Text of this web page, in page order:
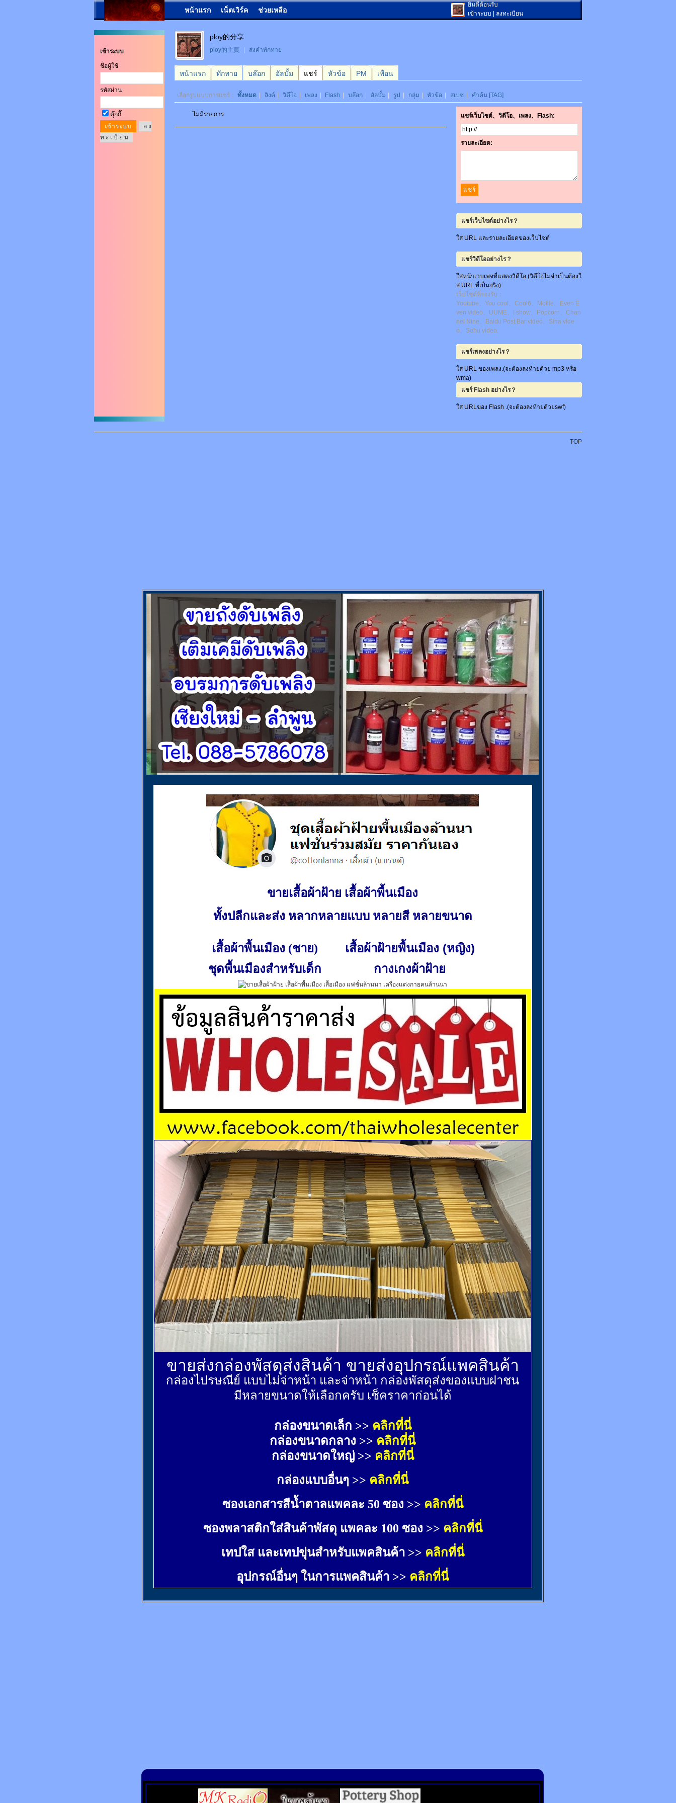
หน้าแรก เน็ตเวิร์ค ช่วยเหลือ
ยินดีต้อนรับ
เข้าระบบ
ลงทะเบียน
เข้าระบบ
ชื่อผู้ใช้
รหัสผ่าน
คุ๊กกี๊
ล ง
ท ะ เ บี ย น
ploy的分享
ploy的主頁 ส่งคำทักทาย
หน้าแรก ทักทาย บล๊อก อัลบั้ม แชร์ หัวข้อ PM เพื่อน
เลือกรูปแบบการแชร์： ทั้งหมด ลิงค์ วิดีโอ เพลง Flash บล๊อก อัลบั้ม รูป กลุ่ม หัวข้อ สเปซ คำค้น [TAG]
ไม่มีรายการ แชร์เว็บไซต์、วิดีโอ、เพลง、Flash:
รายละเอียด:
แชร์เว็บไซต์อย่างไร？
ใส่ URL และรายละเอียดของเว็บไซต์
แชร์วิดีโออย่างไร？
ใส่หน้าเวบเพจที่แสดงวิดีโอ.(วิดีโอไม่จำเป็นต้องใ
ส่ URL ที่เป็นจริง)
เว็บไซต์ที่รองรับ：
Youtube、You cool、Cool6、Mofile、Even E
ven video、UUME、I show、Popcorn、Chan
nel Nine、Baidu Post Bar video、Sina vide
o、Sohu video.
แชร์เพลงอย่างไร？
ใส่ URL ของเพลง.(จะต้องลงท้ายด้วย mp3 หรือ
wma)
แชร์ Flash อย่างไร？
ใส่ URLของ Flash .(จะต้องลงท้ายด้วยswf)
TOP
ขายเสื้อผ้าฝ้าย เสื้อผ้าพื้นเมือง
ทั้งปลีกและส่ง หลากหลายแบบ หลายสี หลายขนาด
เสื้อผ้าพื้นเมือง (ชาย)
เสื้อผ้าฝ้ายพื้นเมือง (หญิง)
ชุดพื้นเมืองสำหรับเด็ก
กางเกงผ้าฝ้าย
ขายส่งกล่องพัสดุส่งสินค้า ขายส่งอุปกรณ์แพคสินค้า
กล่องไปรษณีย์ แบบไม่จ่าหน้า และจ่าหน้า กล่องพัสดุส่งของแบบฝาชน
มีหลายขนาดให้เลือกครับ เช็คราคาก่อนได้
กล่องขนาดเล็ก >> คลิกที่นี่
กล่องขนาดกลาง >> คลิกที่นี่
กล่องขนาดใหญ่ >> คลิกที่นี่
กล่องแบบอื่นๆ >> คลิกที่นี่
ซองเอกสารสีน้ำตาลแพคละ 50 ซอง >> คลิกที่นี่
ซองพลาสติกใส่สินค้าพัสดุ แพคละ 100 ซอง >> คลิกที่นี่
เทปใส และเทปขุ่นสำหรับแพคสินค้า >> คลิกที่นี่
อุปกรณ์อื่นๆ ในการแพคสินค้า >> คลิกที่นี่